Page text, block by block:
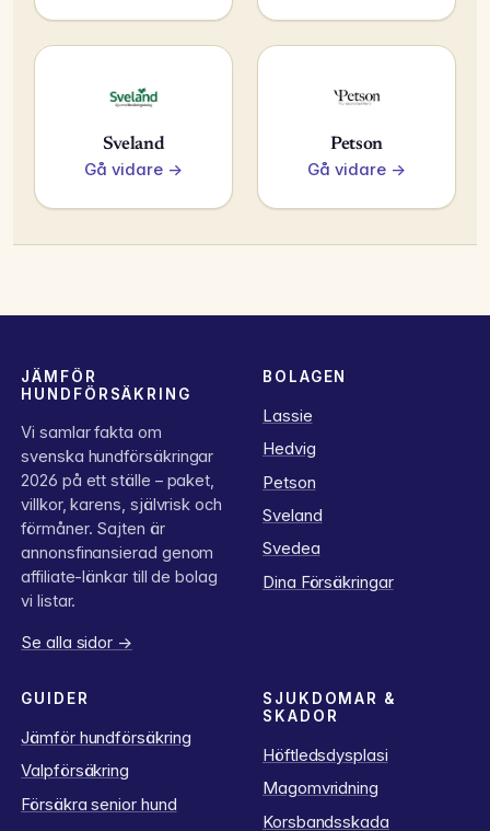
Sveland
Gå vidare →
Petson
Gå vidare →
JÄMFÖR
HUNDFÖRSÄKRING
Vi samlar fakta om
svenska hundförsäkringar
2026 på ett ställe – paket,
villkor, karens, självrisk och
förmåner. Sajten är
annonsfinansierad genom
affiliate-länkar till de bolag
vi listar.
Se alla sidor →
BOLAGEN
Lassie
Hedvig
Petson
Sveland
Svedea
Dina Försäkringar
GUIDER
Jämför hundförsäkring
Valpförsäkring
Försäkra senior hund
SJUKDOMAR &
SKADOR
Höftledsdysplasi
Magomvridning
Korsbandsskada